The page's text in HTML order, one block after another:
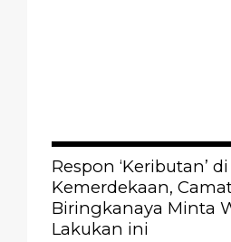
Respon ‘Keributan’
Kemerdekaan,
Biringkanaya Minta
Lakukan ini